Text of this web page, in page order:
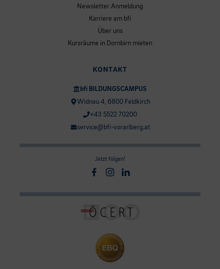
Newsletter Anmeldung
Karriere am bfi
Über uns
Kursräume in Dornbirn mieten
KONTAKT
bfi BILDUNGSCAMPUS
Widnau 4, 6800 Feldkirch
+43 5522 70200
service@bfi-vorarlberg.at
Jetzt folgen!
Facebook
Instagram
Linkedin